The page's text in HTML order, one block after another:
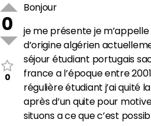
0
0
Bonjour
je me présente je
d’origine algérien
séjour étudiant portugais
france a l’époque entre
régulière étudiant j’ai quité
après d’un quite pour
situons a ce que c’est